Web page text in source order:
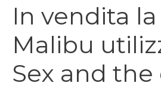
In vendita
Malibu
Sex and the